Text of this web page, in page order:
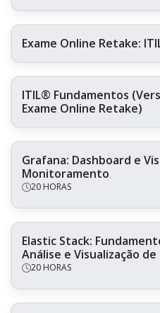
Exame Online Retake:
ITIL® Fundamentos
Exame Online Retake)
Grafana: Dashboard e
Monitoramento
20 HORAS
Elastic Stack:
Análise e Visualização de
20 HORAS